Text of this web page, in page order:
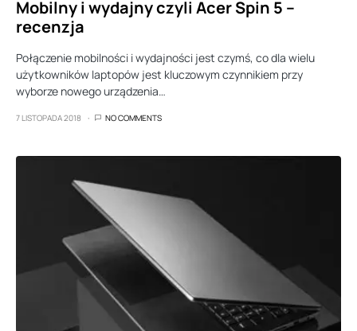
Mobilny i wydajny czyli Acer Spin 5 –
recenzja
Połączenie mobilności i wydajności jest czymś, co dla wielu
użytkowników laptopów jest kluczowym czynnikiem przy
wyborze nowego urządzenia…
7 LISTOPADA 2018 NO COMMENTS